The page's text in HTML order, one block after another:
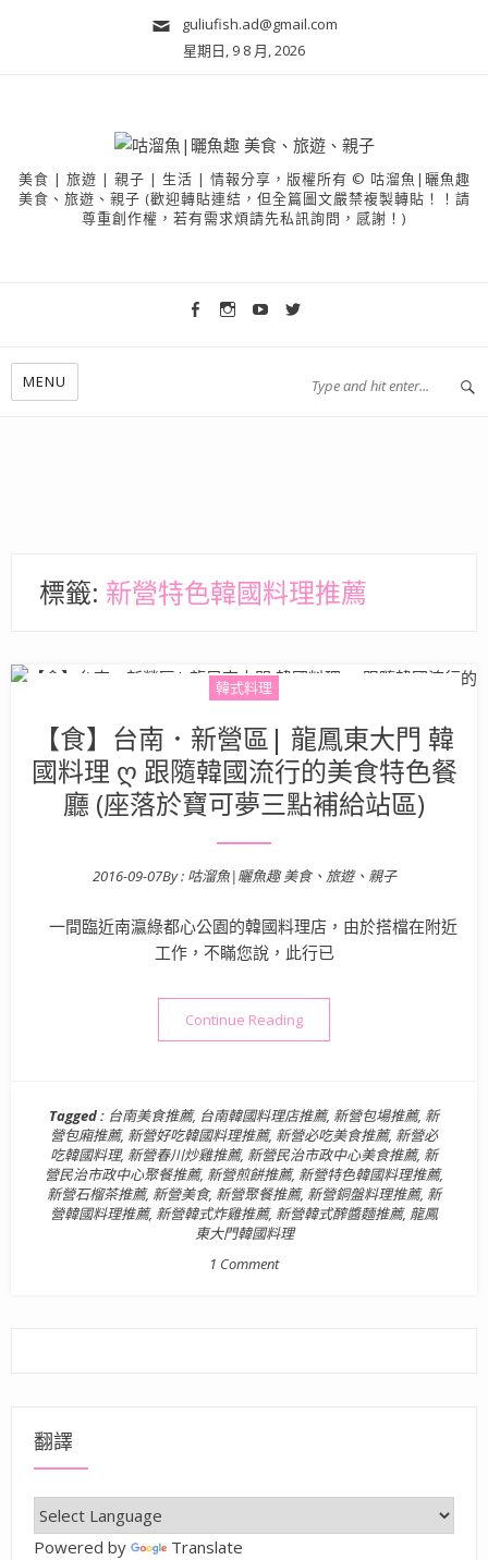
guliufish.ad@gmail.com
星期日, 9 8 月, 2026
美食 | 旅遊 | 親子 | 生活 | 情報分享，版權所有 © 咕溜魚|曬魚趣
美食、旅遊、親子 (歡迎轉貼連結，但全篇圖文嚴禁複製轉貼！！請
尊重創作權，若有需求煩請先私訊詢問，感謝！)
MENU
標籤: 新營特色韓國料理推薦
韓式料理
【食】台南．新營區| 龍鳳東大門 韓
國料理 ღ 跟隨韓國流行的美食特色餐
廳 (座落於寶可夢三點補給站區)
Posted on
2016-09-07By : 咕溜魚|曬魚趣 美食、旅遊、親子
一間臨近南瀛綠都心公園的韓國料理店，由於搭檔在附近
工作，不瞞您說，此行已
Continue Reading“【食】台南．新營區| 龍鳳
Tagged : 台南美食推薦, 台南韓國料理店推薦, 新營包場推薦, 新
營包廂推薦, 新營好吃韓國料理推薦, 新營必吃美食推薦, 新營必
吃韓國料理, 新營春川炒雞推薦, 新營民治市政中心美食推薦, 新
營民治市政中心聚餐推薦, 新營煎餅推薦, 新營特色韓國料理推薦,
新營石榴茶推薦, 新營美食, 新營聚餐推薦, 新營銅盤料理推薦, 新
營韓國料理推薦, 新營韓式炸雞推薦, 新營韓式醡醬麵推薦, 龍鳳
東大門韓國料理
1 Comment
翻譯
Powered by Translate